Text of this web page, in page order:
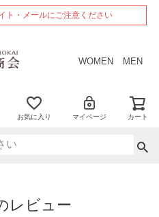
ト・メールにご注意ください
WOMEN MEN
お気に入り マイページ カート
レビュー
ペー